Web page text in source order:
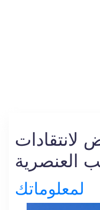
لانتقادات
العنصرية
لمعلوماتك